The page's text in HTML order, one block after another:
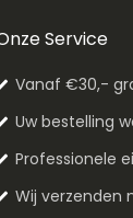
Service
Vanaf €30,-
Uw bestelling
Professionele
Wij verzenden